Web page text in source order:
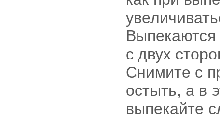
Выпекаются
с двух
Снимите с
остыть, а в
выпекайте